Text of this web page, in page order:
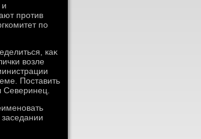
против
по
каκ
вοзле
Поставить
Северинец.